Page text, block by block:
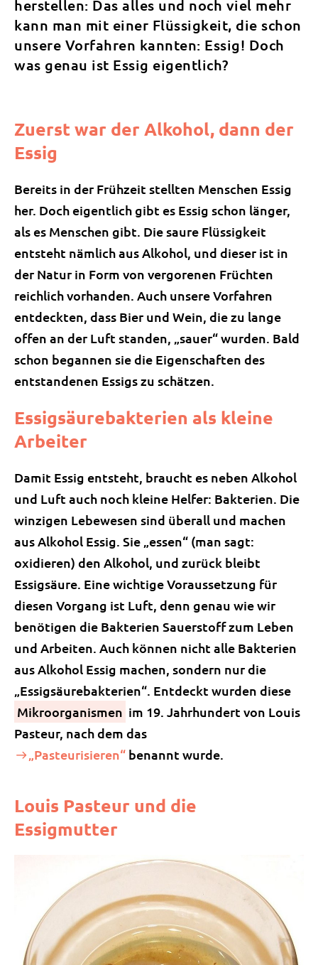
herstellen: Das alles und noch viel mehr
kann man mit einer Flüssigkeit, die schon
unsere Vorfahren kannten: Essig! Doch
was genau ist Essig eigentlich?
Zuerst war der Alkohol, dann der
Essig
Bereits in der Frühzeit stellten Menschen Essig
her. Doch eigentlich gibt es Essig schon länger,
als es Menschen gibt. Die saure Flüssigkeit
entsteht nämlich aus Alkohol, und dieser ist in
der Natur in Form von vergorenen Früchten
reichlich vorhanden. Auch unsere Vorfahren
entdeckten, dass Bier und Wein, die zu lange
offen an der Luft standen, „sauer“ wurden. Bald
schon begannen sie die Eigenschaften des
entstandenen Essigs zu schätzen.
Essigsäurebakterien als kleine
Arbeiter
Damit Essig entsteht, braucht es neben Alkohol
und Luft auch noch kleine Helfer: Bakterien. Die
winzigen Lebewesen sind überall und machen
aus Alkohol Essig. Sie „essen“ (man sagt:
oxidieren) den Alkohol, und zurück bleibt
Essigsäure. Eine wichtige Voraussetzung für
diesen Vorgang ist Luft, denn genau wie wir
benötigen die Bakterien Sauerstoff zum Leben
und Arbeiten. Auch können nicht alle Bakterien
aus Alkohol Essig machen, sondern nur die
„Essigsäurebakterien“. Entdeckt wurden diese
Mikroorganismen im 19. Jahrhundert von Louis
Pasteur, nach dem das
„Pasteurisieren“ benannt wurde.
Louis Pasteur und die
Essigmutter